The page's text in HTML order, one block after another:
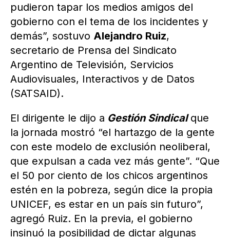
pudieron tapar los medios amigos del
gobierno con el tema de los incidentes y
demás”, sostuvo Alejandro Ruiz,
secretario de Prensa del Sindicato
Argentino de Televisión, Servicios
Audiovisuales, Interactivos y de Datos
(SATSAID).
El dirigente le dijo a Gestión Sindicalque
la jornada mostró “el hartazgo de la gente
con este modelo de exclusión neoliberal,
que expulsan a cada vez más gente”. “Que
el 50 por ciento de los chicos argentinos
estén en la pobreza, según dice la propia
UNICEF, es estar en un país sin futuro”,
agregó Ruiz. En la previa, el gobierno
insinuó la posibilidad de dictar algunas